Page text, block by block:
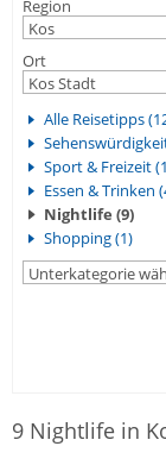
Region
Ort
Alle Reisetipps
Sport & Freizeit
Essen & Trinken
Nightlife (9)
Shopping (1)
9 Nightlife in